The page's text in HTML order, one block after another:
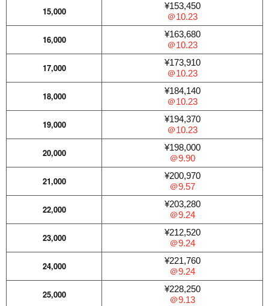
15,000
¥153,450
＠10.23
16,000
¥163,680
＠10.23
17,000
¥173,910
＠10.23
18,000
¥184,140
＠10.23
19,000
¥194,370
＠10.23
20,000
¥198,000
＠9.90
21,000
¥200,970
＠9.57
22,000
¥203,280
＠9.24
23,000
¥212,520
＠9.24
24,000
¥221,760
＠9.24
25,000
¥228,250
＠9.13